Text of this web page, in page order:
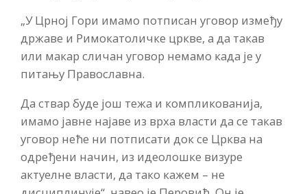
„У Црној Гори имамо потписан уговор између
државе и Римокатоличке цркве, а да такав
или макар сличан уговор немамо када је у
питању Православна.
Да ствар буде још тежа и компликованија,
имамо јавне најаве из врха власти да се такав
уговор неће ни потписати док се Црква на
одређени начин, из идеолошке визуре
актуелне власти, да тако кажем – не